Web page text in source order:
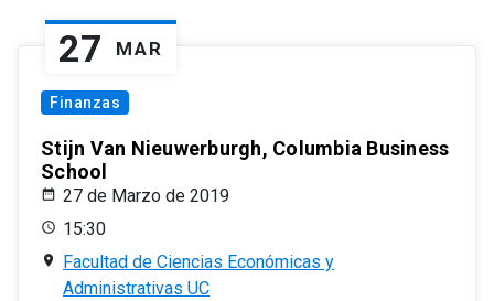
27 MAR
Finanzas
Stijn Van Nieuwerburgh, Columbia Business
School
27 de Marzo de 2019
15:30
Facultad de Ciencias Económicas y
Administrativas UC